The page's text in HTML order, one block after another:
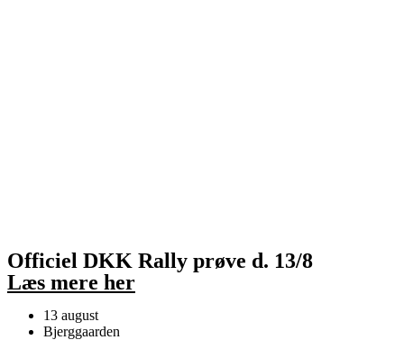
Officiel DKK Rally prøve d. 13/8
Læs mere her
13 august
Bjerggaarden